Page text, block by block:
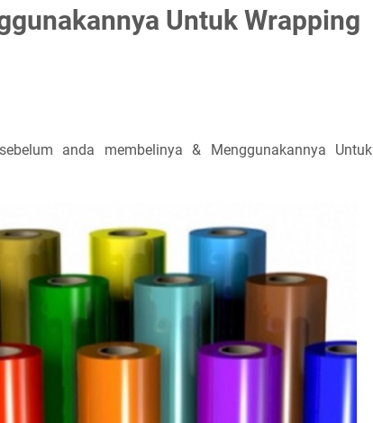
Untuk Wrapping
anda membelinya & Menggunakannya Untuk